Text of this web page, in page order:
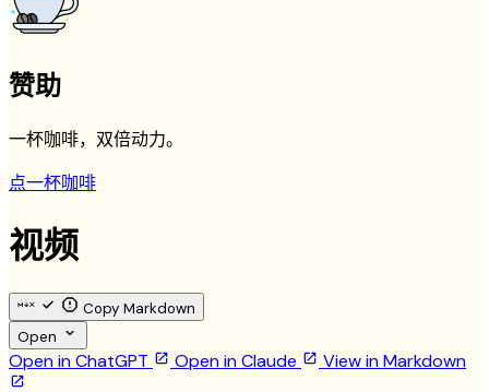
赞助
一杯咖啡，双倍动力。
点一杯咖啡
视频
Copy Markdown
Open
Open in ChatGPT Open in Claude View in Markdown